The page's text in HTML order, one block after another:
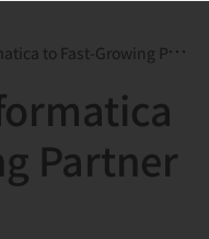
Growing Partner Ecosystem...
Partner